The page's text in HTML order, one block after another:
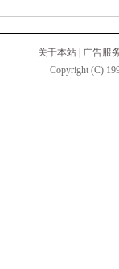
关于本站
广告服
Copyright (C)